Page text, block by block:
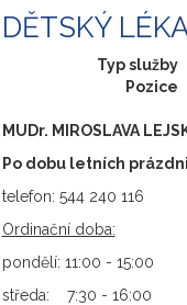
DĚTSKÝ
Typ služby
Pozice
MUDr. MIROSLAVA
Po dobu letních
telefon: 544 240 116
Ordinační doba:
pondělí: 11:00 - 15:00
středa: 7:30 - 16:00